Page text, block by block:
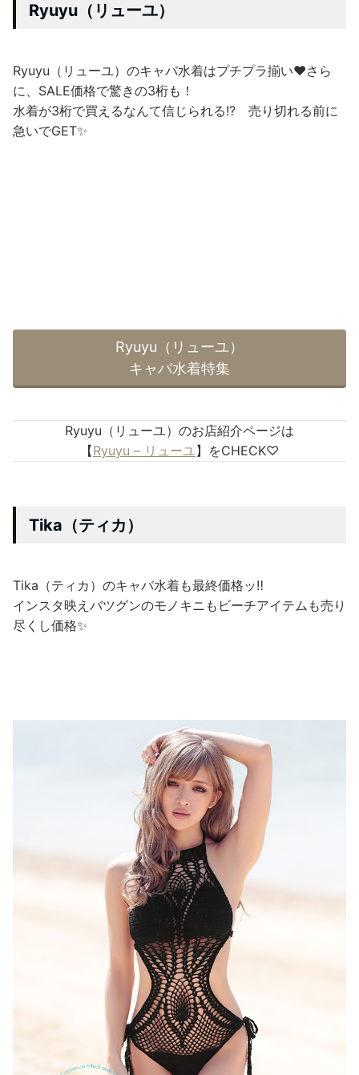
Ryuyu（リューユ）
Ryuyu（リューユ）のキャバ水着はプチプラ揃い❤さら
に、SALE価格で驚きの3桁も！
水着が3桁で買えるなんて信じられる!? 売り切れる前に
急いでGET✨
Ryuyu（リューユ）
キャバ水着特集
Ryuyu（リューユ）のお店紹介ページは
【Ryuyu – リューユ】をCHECK♡
Tika（ティカ）
Tika（ティカ）のキャバ水着も最終価格ッ‼
インスタ映えバツグンのモノキニもビーチアイテムも売り
尽くし価格✨